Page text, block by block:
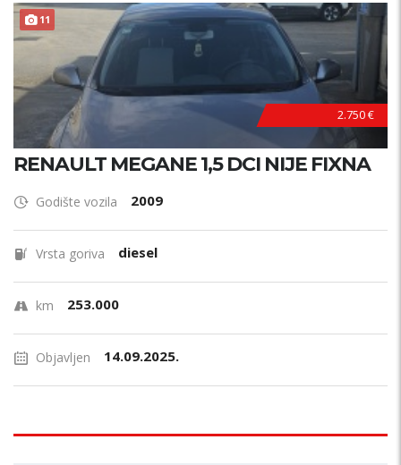
11
2.750 €
RENAULT MEGANE 1,5 DCI NIJE FIXNA
Godište vozila 2009
Vrsta goriva diesel
km 253.000
Objavljen 14.09.2025.